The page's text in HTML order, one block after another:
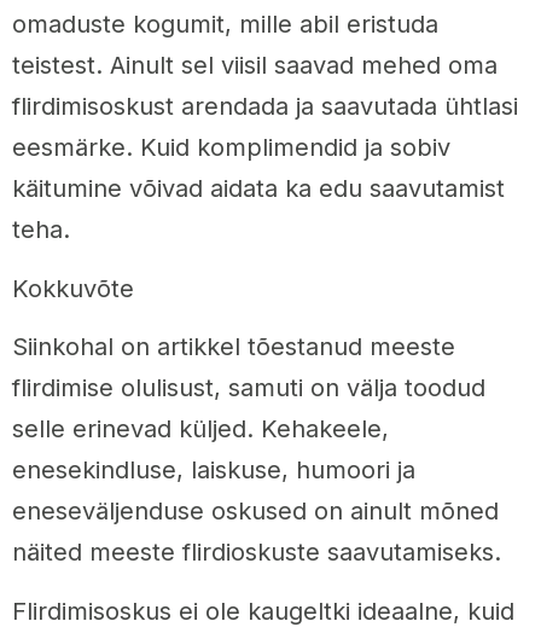
omaduste kogumit, mille abil eristuda
teistest. Ainult sel viisil saavad mehed oma
flirdimisoskust arendada ja saavutada ühtlasi
eesmärke. Kuid komplimendid ja sobiv
käitumine võivad aidata ka edu saavutamist
teha.
Kokkuvõte
Siinkohal on artikkel tõestanud meeste
flirdimise olulisust, samuti on välja toodud
selle erinevad küljed. Kehakeele,
enesekindluse, laiskuse, humoori ja
eneseväljenduse oskused on ainult mõned
näited meeste flirdioskuste saavutamiseks.
Flirdimisoskus ei ole kaugeltki ideaalne, kuid